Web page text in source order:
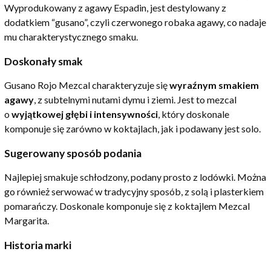
Wyprodukowany z agawy Espadin, jest destylowany z
dodatkiem “gusano”, czyli czerwonego robaka agawy, co nadaje
mu charakterystycznego smaku.
Doskonały smak
Gusano Rojo Mezcal charakteryzuje sięwyraźnym smakiem
agawy, z subtelnymi nutami dymu i ziemi. Jest to mezcal
owyjątkowej głębi i intensywności, który doskonale
komponuje się zarówno w koktajlach, jak i podawany jest solo.
Sugerowany sposób podania
Najlepiej smakuje schłodzony, podany prosto z lodówki. Można
go również serwować w tradycyjny sposób, z solą i plasterkiem
pomarańczy. Doskonale komponuje się z koktajlem Mezcal
Margarita.
Historia marki